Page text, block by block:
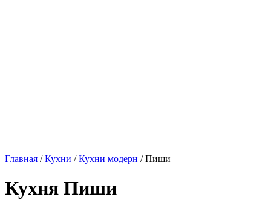
Главная /Кухни /Кухни модерн / Пиши
Кухня Пиши